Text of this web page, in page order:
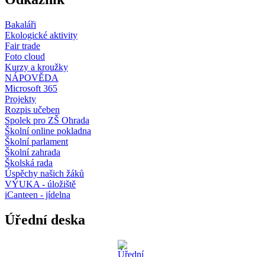
Bakaláři
Ekologické aktivity
Fair trade
Foto cloud
Kurzy a kroužky
NÁPOVĚDA
Microsoft 365
Projekty
Rozpis učeben
Spolek pro ZŠ Ohrada
Školní online pokladna
Školní parlament
Školní zahrada
Školská rada
Úspěchy našich žáků
VÝUKA - úložiště
iCanteen - jídelna
Úřední deska